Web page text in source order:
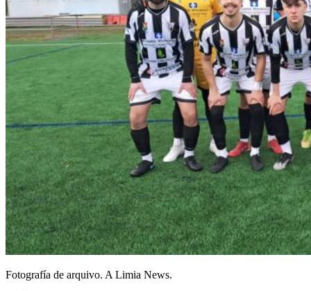
Fotografía de arquivo. A Limia News.